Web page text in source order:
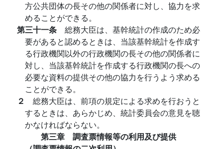
方公共団体の長その他の関係者に対し、協力を求
めることができる。
第三十一条 総務大臣は、基幹統計の作成のため必
要があると認めるときは、当該基幹統計を作成す
る行政機関以外の行政機関の長その他の関係者に
対し、当該基幹統計を作成する行政機関の長への
必要な資料の提供その他の協力を行うよう求める
ことができる。
２ 総務大臣は、前項の規定による求めを行おうと
するときは、あらかじめ、統計委員会の意見を聴
かなければならない。
第三章 調査票情報等の利用及び提供